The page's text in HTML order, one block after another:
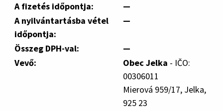
A fizetés időpontja:
—
A nyilvántartásba vétel
időpontja:
—
Összeg DPH-val:
—
Vevő:
Obec Jelka - IČO:
00306011
Mierová 959/17, Jelka,
925 23